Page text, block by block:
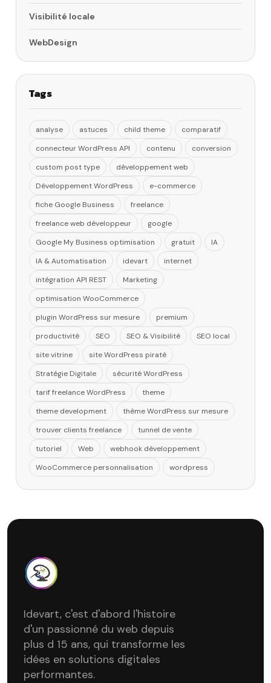
Visibilité locale
WebDesign
Tags
analyse astuces child theme
comparatif
connecteur WordPress API
contenu
conversion
custom post type
développement web
Développement WordPress
e-commerce
fiche Google Business
freelance
freelance web développeur
google
Google My Business optimisation
gratuit
IA
IA & Automatisation
idevart
internet
intégration API REST
Marketing
optimisation WooCommerce
plugin WordPress sur mesure
premium
productivité
SEO SEO & Visibilité
SEO local
site vitrine
site WordPress piraté
Stratégie Digitale
sécurité WordPress
tarif freelance WordPress
theme
theme development
thème WordPress sur mesure
trouver clients freelance
tunnel de vente
tutoriel
Web
webhook développement
WooCommerce personnalisation
wordpress
Idevart, c'est d'abord l'histoire
d'un passionné du web depuis
plus d 15 ans, qui transforme les
idées en solutions digitales
performantes.